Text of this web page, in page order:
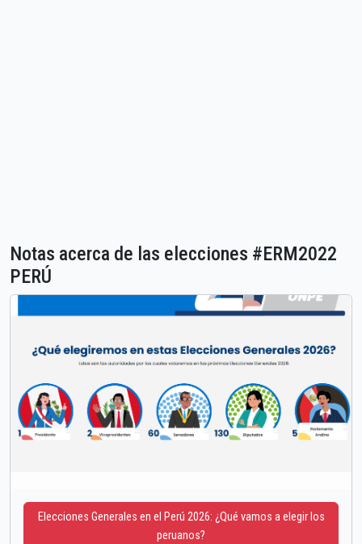
Notas acerca de las elecciones #ERM2022
PERÚ
Elecciones Generales en el Perú 2026: ¿Qué vamos a elegir los
peruanos?